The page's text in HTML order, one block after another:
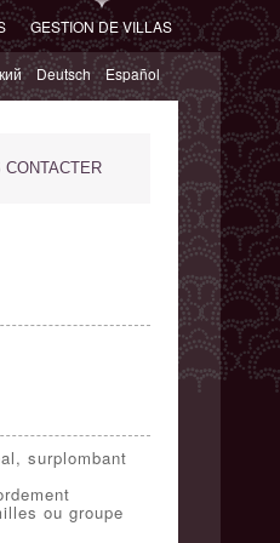
GESTION DE VILLAS
Deutsch Español
CONTACTER
surplombant
ou groupe